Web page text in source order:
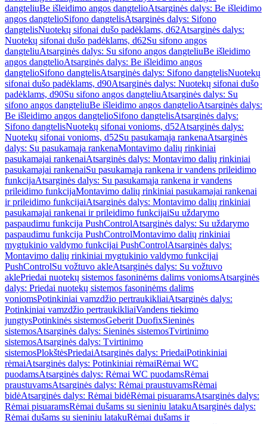
dangteliuBe išleidimo angos dangtelioAtsarginės dalys: Be išleidimo
angos dangtelioSifono dangtelisAtsarginės dalys: Sifono
dangtelisNuotekų sifonai dušo padėklams, d62Atsarginės dalys:
Nuotekų sifonai dušo padėklams, d62Su sifono angos
dangteliuAtsarginės dalys: Su sifono angos dangteliuBe išleidimo
angos dangtelioAtsarginės dalys: Be išleidimo angos
dangtelioSifono dangtelisAtsarginės dalys: Sifono dangtelisNuotekų
sifonai dušo padėklams, d90Atsarginės dalys: Nuotekų sifonai dušo
padėklams, d90Su sifono angos dangteliuAtsarginės dalys: Su
sifono angos dangteliuBe išleidimo angos dangtelioAtsarginės dalys:
Be išleidimo angos dangtelioSifono dangtelisAtsarginės dalys:
Sifono dangtelisNuotekų sifonai vonioms, d52Atsarginės dalys:
Nuotekų sifonai vonioms, d52Su pasukamąja rankenaAtsarginės
dalys: Su pasukamąja rankenaMontavimo dalių rinkiniai
pasukamajai rankenaiAtsarginės dalys: Montavimo dalių rinkiniai
pasukamajai rankenaiSu pasukamąja rankena ir vandens prileidimo
funkcijaAtsarginės dalys: Su pasukamąja rankena ir vandens
prileidimo funkcijaMontavimo dalių rinkiniai pasukamajai rankenai
ir prileidimo funkcijaiAtsarginės dalys: Montavimo dalių rinkiniai
pasukamajai rankenai ir prileidimo funkcijaiSu uždarymo
paspaudimu funkcija PushControlAtsarginės dalys: Su uždarymo
paspaudimu funkcija PushControlMontavimo dalių rinkiniai
mygtukinio valdymo funkcijai PushControlAtsarginės dalys:
Montavimo dalių rinkiniai mygtukinio valdymo funkcijai
PushControlSu vožtuvo akleAtsarginės dalys: Su vožtuvo
aklePriedai nuotekų sistemos fasoninėms dalims voniomsAtsarginės
dalys: Priedai nuotekų sistemos fasoninėms dalims
voniomsPotinkiniai vamzdžio pertraukikliaiAtsarginės dalys:
Potinkiniai vamzdžio pertraukikliaiVandens tiekimo
jungtysPotinkinės sistemosGeberit DuofixSieninės
sistemosAtsarginės dalys: Sieninės sistemosTvirtinimo
sistemosAtsarginės dalys: Tvirtinimo
sistemosPlokštėsPriedaiAtsarginės dalys: PriedaiPotinkiniai
rėmaiAtsarginės dalys: Potinkiniai rėmaiRėmai WC
puodamsAtsarginės dalys: Rėmai WC puodamsRėmai
praustuvamsAtsarginės dalys: Rėmai praustuvamsRėmai
bidėAtsarginės dalys: Rėmai bidėRėmai pisuaramsAtsarginės dalys:
Rėmai pisuaramsRėmai dušams su sieniniu latakuAtsarginės dalys:
Rėmai dušams su sieniniu latakuRėmai dušams ir